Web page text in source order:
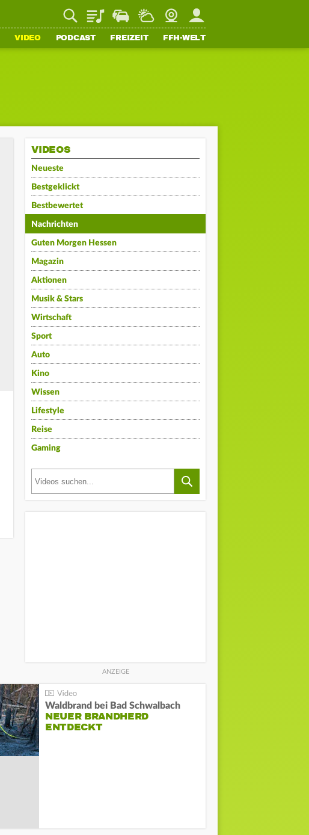
PlaylistStaupilotWetterWebcamMein FFH
VIDEO PODCAST FREIZEIT FFH-WELT
VIDEOS
Neueste
Bestgeklickt
Bestbewertet
Nachrichten
Guten Morgen Hessen
Magazin
Aktionen
Musik & Stars
Wirtschaft
Sport
Auto
Kino
Wissen
Lifestyle
Reise
Gaming
Waldbrand bei Bad Schwalbach
NEUER BRANDHERD
ENTDECKT